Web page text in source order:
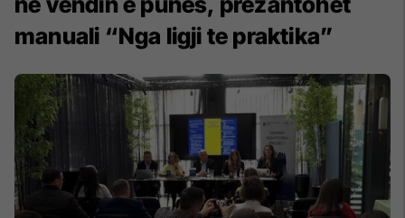
manuali “Nga ligji te praktika”